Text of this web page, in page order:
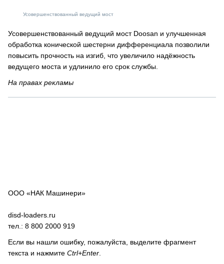
Усовершенствованный ведущий мост
Усовершенствованный ведущий мост Doosan и улучшенная
обработка конической шестерни дифференциала позволили
повысить прочность на изгиб, что увеличило надёжность
ведущего моста и удлинило его срок службы.
На правах рекламы
ООО «НАК Машинери»
disd-loaders.ru
тел.: 8 800 2000 919
Если вы нашли ошибку, пожалуйста, выделите фрагмент
текста и нажмите Ctrl+Enter